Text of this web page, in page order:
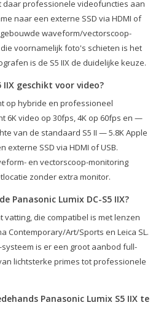
daar professionele videofuncties aan
naar een externe SSD via HDMI of
waveform/vectorscoop-
voornamelijk foto's schieten is het
is de S5 IIX de duidelijke keuze.
IIX geschikt voor video?
op hybride en professioneel
6K video op 30fps, 4K op 60fps en —
van de standaard S5 II — 5.8K Apple
externe SSD via HDMI of USB.
en vectorscoop-monitoring
zonder extra monitor.
Panasonic Lumix DC-S5 IIX?
vatting, die compatibel is met lenzen
Contemporary/Art/Sports en Leica SL.
is er een groot aanbod full-
lichtsterke primes tot professionele
Panasonic Lumix S5 IIX te